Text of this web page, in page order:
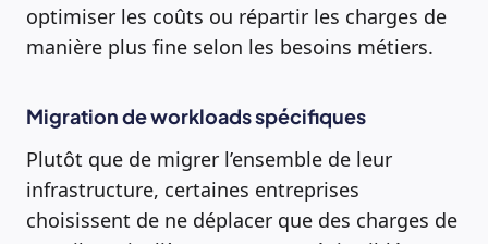
optimiser les coûts ou répartir les charges de
manière plus fine selon les besoins métiers.
Migration de workloads spécifiques
Plutôt que de migrer l’ensemble de leur
infrastructure, certaines entreprises
choisissent de ne déplacer que des charges de